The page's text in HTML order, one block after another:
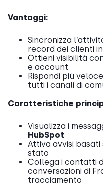
Vantaggi:
Sincronizza
record dei clienti
Ottieni visibilità
e account
Rispondi più
tutti i canali di
Caratteristiche
Visualizza i
HubSpot
Attiva avvisi basati
stato
Collega i contatti
conversazioni di
tracciamento